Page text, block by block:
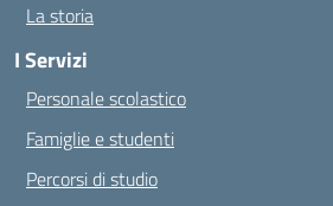
La storia
I Servizi
Personale scolastico
Famiglie e studenti
Percorsi di studio